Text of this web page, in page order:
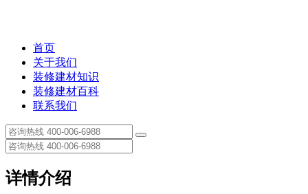
首页
关于我们
装修建材知识
装修建材百科
联系我们
详情介绍